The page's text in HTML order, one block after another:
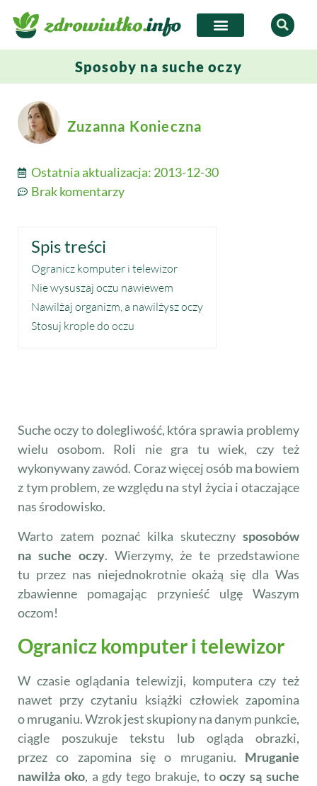
Sposoby na suche oczy
Zuzanna Konieczna
Ostatnia aktualizacja: 2013-12-30
Brak komentarzy
Spis treści
Ogranicz komputer i telewizor
Nie wysuszaj oczu nawiewem
Nawilżaj organizm, a nawilżysz oczy
Stosuj krople do oczu
Suche oczy to dolegliwość, która sprawia problemy
wielu osobom. Roli nie gra tu wiek, czy też
wykonywany zawód. Coraz więcej osób ma bowiem
z tym problem, ze względu na styl życia i otaczające
nas środowisko.
Warto zatem poznać kilka skuteczny sposobów
na suche oczy. Wierzymy, że te przedstawione
tu przez nas niejednokrotnie okażą się dla Was
zbawienne pomagając przynieść ulgę Waszym
oczom!
Ogranicz komputer i telewizor
W czasie oglądania telewizji, komputera czy też
nawet przy czytaniu książki człowiek zapomina
o mruganiu. Wzrok jest skupiony na danym punkcie,
ciągle poszukuje tekstu lub ogląda obrazki,
przez co zapomina się o mruganiu. Mruganie
nawilża oko, a gdy tego brakuje, tooczy są suche